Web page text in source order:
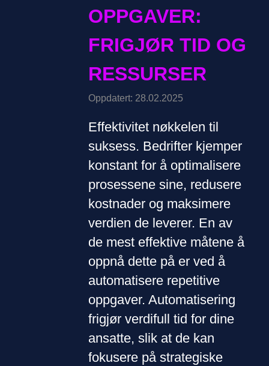
OPPGAVER:
FRIGJØR TID OG
RESSURSER
Oppdatert: 28.02.2025
Effektivitet nøkkelen til
suksess. Bedrifter kjemper
konstant for å optimalisere
prosessene sine, redusere
kostnader og maksimere
verdien de leverer. En av
de mest effektive måtene å
oppnå dette på er ved å
automatisere repetitive
oppgaver. Automatisering
frigjør verdifull tid for dine
ansatte, slik at de kan
fokusere på strategiske